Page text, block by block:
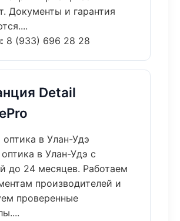
Документы и гарантия
8 (933) 696 28 28
Detail
оптика в Улан-Удэ
в Улан-Удэ с
до 24 месяцев. Работаем
производителей и
проверенные